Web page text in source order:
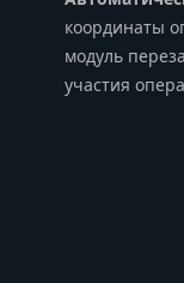
координаты
модуль
участия